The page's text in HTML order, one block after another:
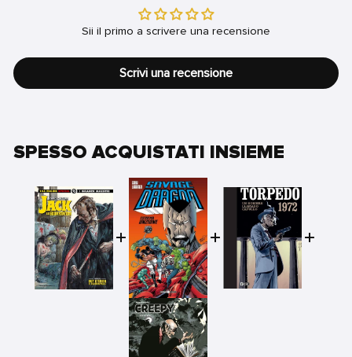
Sii il primo a scrivere una recensione
Scrivi una recensione
SPESSO ACQUISTATI INSIEME